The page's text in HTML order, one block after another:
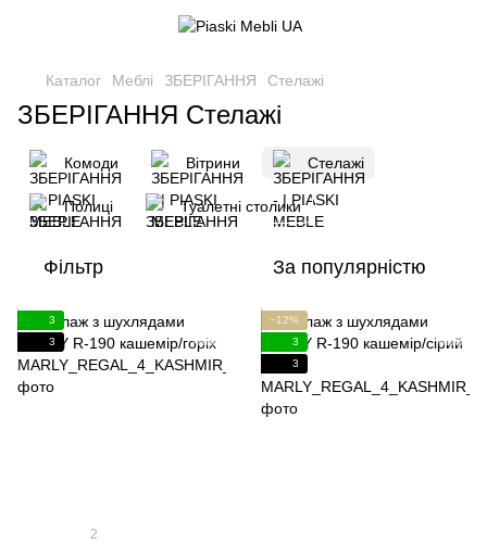
Каталог Меблі ЗБЕРІГАННЯ Стелажі
ЗБЕРІГАННЯ Стелажі
Комоди Вітрини Стелажі
Полиці Туалетні столики
Фільтр За популярністю
3
3
2
−12%
3
3